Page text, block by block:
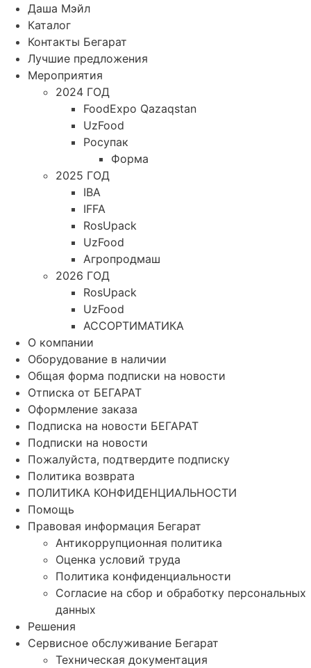
Даша Мэйл
Каталог
Контакты Бегарат
Лучшие предложения
Мероприятия
2024 ГОД
FoodExpo Qazaqstan
UzFood
Росупак
Форма
2025 ГОД
IBA
IFFA
RosUpack
UzFood
Агропродмаш
2026 ГОД
RosUpack
UzFood
АССОРТИМАТИКА
О компании
Оборудование в наличии
Общая форма подписки на новости
Отписка от БЕГАРАТ
Оформление заказа
Подписка на новости БЕГАРАТ
Подписки на новости
Пожалуйста, подтвердите подписку
Политика возврата
ПОЛИТИКА КОНФИДЕНЦИАЛЬНОСТИ
Помощь
Правовая информация Бегарат
Антикоррупционная политика
Оценка условий труда
Политика конфиденциальности
Согласие на сбор и обработку персональных
данных
Решения
Сервисное обслуживание Бегарат
Техническая документация